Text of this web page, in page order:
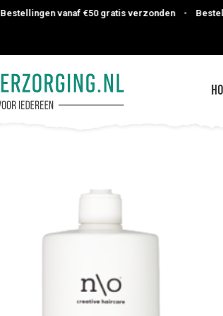
vanaf €50 gratis verzonden •